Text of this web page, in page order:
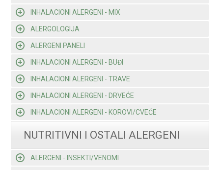
INHALACIONI ALERGENI - MIX
ALERGOLOGIJA
ALERGENI PANELI
INHALACIONI ALERGENI - BUĐI
INHALACIONI ALERGENI - TRAVE
INHALACIONI ALERGENI - DRVEĆE
INHALACIONI ALERGENI - KOROVI/CVEĆE
NUTRITIVNI I OSTALI ALERGENI
ALERGENI - INSEKTI/VENOMI